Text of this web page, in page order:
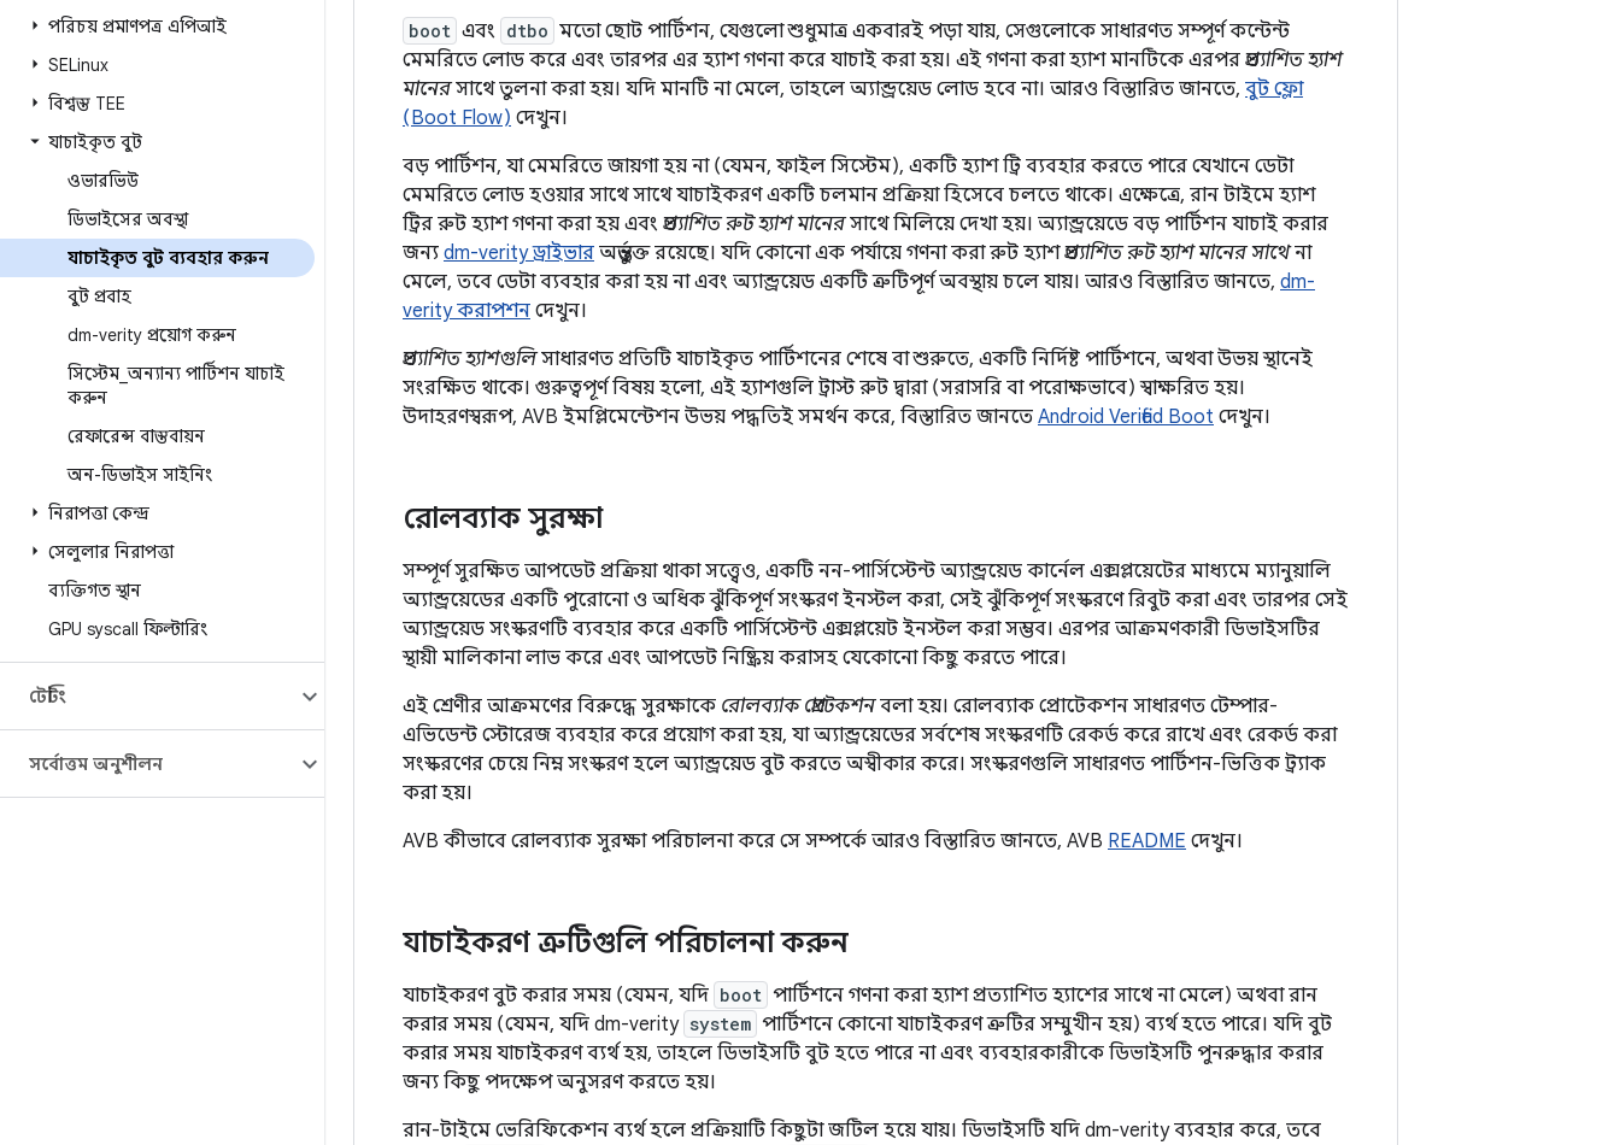
পরিচয় প্রমাণপত্র এপিআই
SELinux
বিশ্বস্ত TEE
যাচাইকৃত বুট
ওভারভিউ
ডিভাইসের অবস্থা
যাচাইকৃত বুট ব্যবহার করুন
বুট প্রবাহ
dm-verity প্রয়োগ করুন
সিস্টেম _অন্যান্য পার্টিশন যাচাই
করুন
রেফারেন্স বাস্তবায়ন
অন-ডিভাইস সাইনিং
নিরাপত্তা কেন্দ্র
সেলুলার নিরাপত্তা
ব্যক্তিগত স্থান
GPU syscall ফিল্টারিং
টেস্টিং
সর্বোত্তম অনুশীলন
boot এবং dtbo মতো ছোট পার্টিশন, যেগুলো শুধুমাত্র একবারই পড়া যায়, সেগুলোকে সাধারণত সম্পূর্ণ কন্টেন্ট
মেমরিতে লোড করে এবং তারপর এর হ্যাশ গণনা করে যাচাই করা হয়। এই গণনা করা হ্যাশ মানটিকে এরপর প্রত্যাশিত হ্যাশ
মানেরসাথে তুলনা করা হয়। যদি মানটি না মেলে, তাহলে অ্যান্ড্রয়েড লোড হবে না। আরও বিস্তারিত জানতে, বুট ফ্লো
(Boot Flow) দেখুন।
বড় পার্টিশন, যা মেমরিতে জায়গা হয় না (যেমন, ফাইল সিস্টেম), একটি হ্যাশ ট্রি ব্যবহার করতে পারে যেখানে ডেটা
মেমরিতে লোড হওয়ার সাথে সাথে যাচাইকরণ একটি চলমান প্রক্রিয়া হিসেবে চলতে থাকে। এক্ষেত্রে, রান টাইমে হ্যাশ
ট্রির রুট হ্যাশ গণনা করা হয় এবং প্রত্যাশিত রুট হ্যাশ মানেরসাথে মিলিয়ে দেখা হয়। অ্যান্ড্রয়েডে বড় পার্টিশন যাচাই করার
জন্য dm-verity ড্রাইভার অন্তর্ভুক্ত রয়েছে। যদি কোনো এক পর্যায়ে গণনা করা রুট হ্যাশপ্রত্যাশিত রুট হ্যাশ মানের সাথেনা
মেলে, তবে ডেটা ব্যবহার করা হয় না এবং অ্যান্ড্রয়েড একটি ত্রুটিপূর্ণ অবস্থায় চলে যায়। আরও বিস্তারিত জানতে, dm-
verity করাপশন দেখুন।
প্রত্যাশিত হ্যাশগুলিসাধারণত প্রতিটি যাচাইকৃত পার্টিশনের শেষে বা শুরুতে, একটি নির্দিষ্ট পার্টিশনে, অথবা উভয় স্থানেই
সংরক্ষিত থাকে। গুরুত্বপূর্ণ বিষয় হলো, এই হ্যাশগুলি ট্রাস্ট রুট দ্বারা (সরাসরি বা পরোক্ষভাবে) স্বাক্ষরিত হয়।
উদাহরণস্বরূপ, AVB ইমপ্লিমেন্টেশন উভয় পদ্ধতিই সমর্থন করে, বিস্তারিত জানতে Android Verified Boot দেখুন।
রোলব্যাক সুরক্ষা
সম্পূর্ণ সুরক্ষিত আপডেট প্রক্রিয়া থাকা সত্ত্বেও, একটি নন-পার্সিস্টেন্ট অ্যান্ড্রয়েড কার্নেল এক্সপ্লয়েটের মাধ্যমে ম্যানুয়ালি
অ্যান্ড্রয়েডের একটি পুরোনো ও অধিক ঝুঁকিপূর্ণ সংস্করণ ইনস্টল করা, সেই ঝুঁকিপূর্ণ সংস্করণে রিবুট করা এবং তারপর সেই
অ্যান্ড্রয়েড সংস্করণটি ব্যবহার করে একটি পার্সিস্টেন্ট এক্সপ্লয়েট ইনস্টল করা সম্ভব। এরপর আক্রমণকারী ডিভাইসটির
স্থায়ী মালিকানা লাভ করে এবং আপডেট নিষ্ক্রিয় করাসহ যেকোনো কিছু করতে পারে।
এই শ্রেণীর আক্রমণের বিরুদ্ধে সুরক্ষাকে রোলব্যাক প্রোটেকশনবলা হয়। রোলব্যাক প্রোটেকশন সাধারণত টেম্পার-
এভিডেন্ট স্টোরেজ ব্যবহার করে প্রয়োগ করা হয়, যা অ্যান্ড্রয়েডের সর্বশেষ সংস্করণটি রেকর্ড করে রাখে এবং রেকর্ড করা
সংস্করণের চেয়ে নিম্ন সংস্করণ হলে অ্যান্ড্রয়েড বুট করতে অস্বীকার করে। সংস্করণগুলি সাধারণত পার্টিশন-ভিত্তিক ট্র্যাক
করা হয়।
AVB কীভাবে রোলব্যাক সুরক্ষা পরিচালনা করে সে সম্পর্কে আরও বিস্তারিত জানতে, AVB README দেখুন।
যাচাইকরণ ত্রুটিগুলি পরিচালনা করুন
যাচাইকরণ বুট করার সময় (যেমন, যদি boot পার্টিশনে গণনা করা হ্যাশ প্রত্যাশিত হ্যাশের সাথে না মেলে) অথবা রান
করার সময় (যেমন, যদি dm-verity system পার্টিশনে কোনো যাচাইকরণ ত্রুটির সম্মুখীন হয়) ব্যর্থ হতে পারে। যদি বুট
করার সময় যাচাইকরণ ব্যর্থ হয়, তাহলে ডিভাইসটি বুট হতে পারে না এবং ব্যবহারকারীকে ডিভাইসটি পুনরুদ্ধার করার
জন্য কিছু পদক্ষেপ অনুসরণ করতে হয়।
রান-টাইমে ভেরিফিকেশন ব্যর্থ হলে প্রক্রিয়াটি কিছুটা জটিল হয়ে যায়। ডিভাইসটি যদি dm-verity ব্যবহার করে, তবে